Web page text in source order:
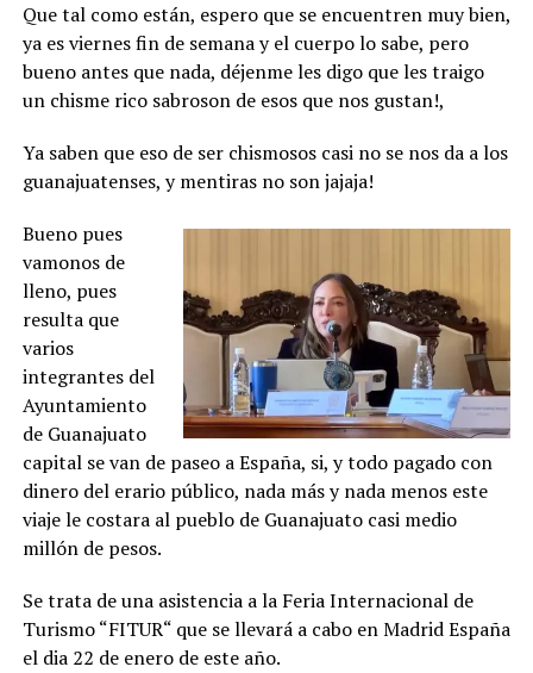
Que tal como están, espero que se encuentren muy bien,
ya es viernes fin de semana y el cuerpo lo sabe, pero
bueno antes que nada, déjenme les digo que les traigo
un chisme rico sabroson de esos que nos gustan!,
Ya saben que eso de ser chismosos casi no se nos da a los
guanajuatenses, y mentiras no son jajaja!
Bueno pues
vamonos de
lleno, pues
resulta que
varios
integrantes del
Ayuntamiento
de Guanajuato
capital se van de paseo a España, si, y todo pagado con
dinero del erario público, nada más y nada menos este
viaje le costara al pueblo de Guanajuato casi medio
millón de pesos.
Se trata de una asistencia a la Feria Internacional de
Turismo “FITUR“ que se llevará a cabo en Madrid España
el dia 22 de enero de este año.